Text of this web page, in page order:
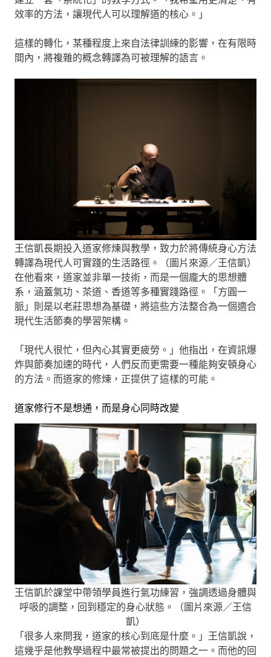
效率的方法，讓現代人可以理解道的核心。」
這樣的轉化，某種程度上來自法律訓練的影響，在有限時
間內，將複雜的概念轉譯為可被理解的語言。
王信凱長期投入道家修煉與教學，致力於將傳統身心方法
轉譯為現代人可實踐的生活路徑。（圖片來源／王信凱）
在他看來，道家並非單一技術，而是一個龐大的思想體
系，涵蓋氣功、茶道、香道等多種實踐路徑。「方圓一
脈」則是以老莊思想為基礎，將這些方法整合為一個適合
現代生活節奏的學習架構。
「現代人很忙，但內心其實更疲勞。」他指出，在資訊爆
炸與節奏加速的時代，人們反而更需要一種能夠安頓身心
的方法。而道家的修煉，正提供了這樣的可能。
道家修行不是想通，而是身心同時改變
王信凱於課堂中帶領學員進行氣功練習，強調透過身體與
呼吸的調整，回到穩定的身心狀態。（圖片來源／王信
凱）
「很多人來問我，道家的核心到底是什麼。」王信凱說，
這幾乎是他教學過程中最常被提出的問題之一。而他的回